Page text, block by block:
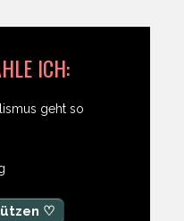
ICH:
geht so
♡